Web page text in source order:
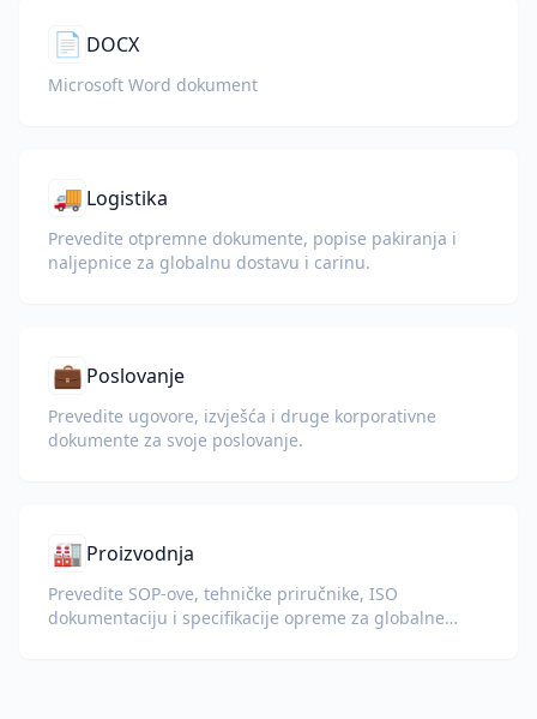
📄 DOCX
Microsoft Word dokument
🚚 Logistika
Prevedite otpremne dokumente, popise pakiranja i
naljepnice za globalnu dostavu i carinu.
💼 Poslovanje
Prevedite ugovore, izvješća i druge korporativne
dokumente za svoje poslovanje.
🏭 Proizvodnja
Prevedite SOP-ove, tehničke priručnike, ISO
dokumentaciju i specifikacije opreme za globalne